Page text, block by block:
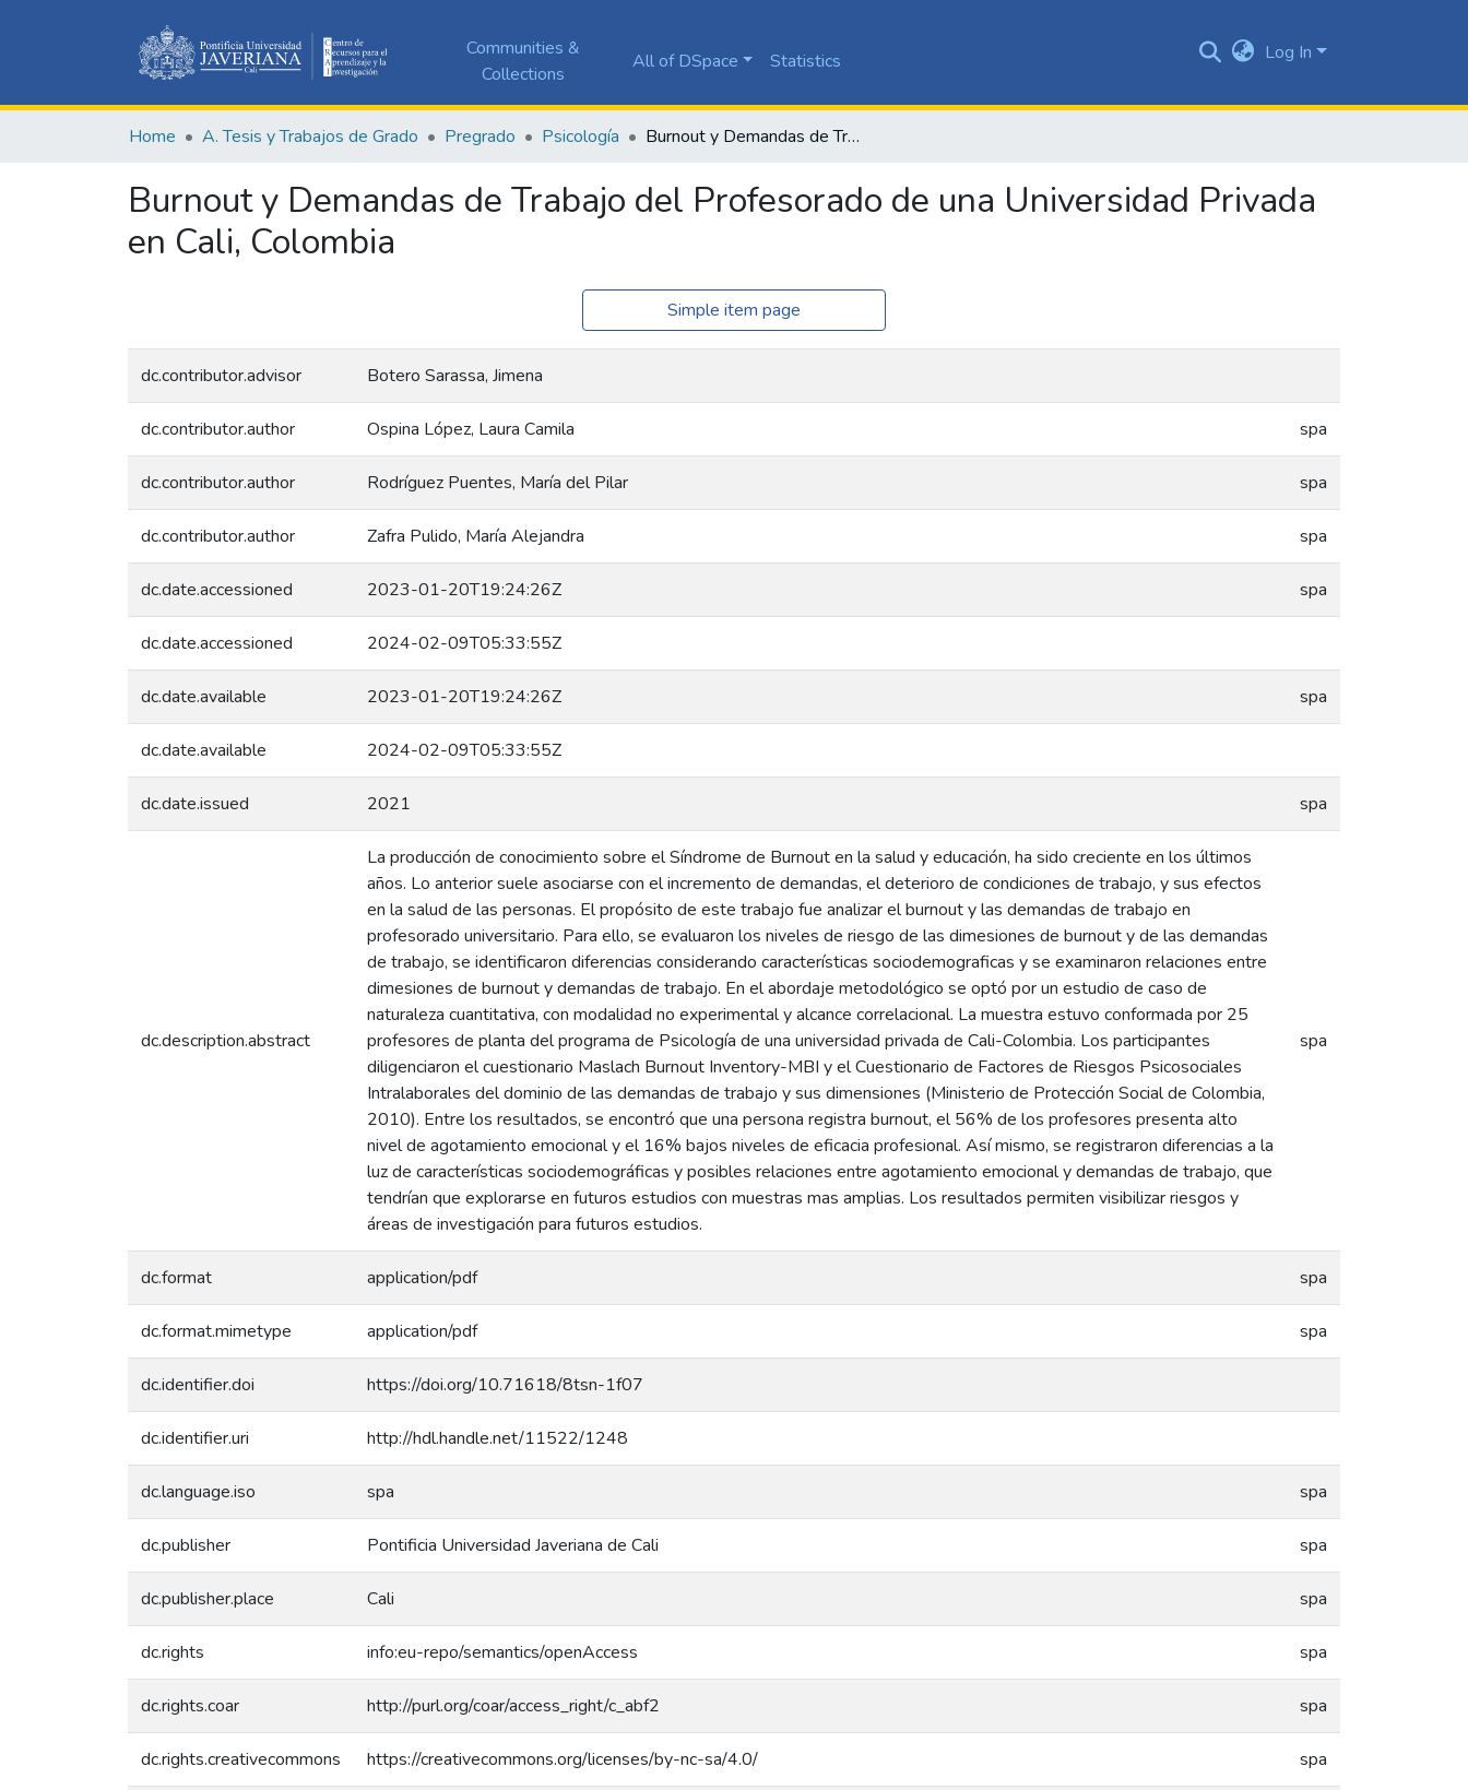
Communities &
Collections
All of DSpace Statistics Log In
Home A. Tesis y Trabajos de Grado Pregrado Psicología Burnout y Demandas de Trabajo del Profesorado de una Universidad Privada en Cali, Colombia
Burnout y Demandas de Trabajo del Profesorado de una Universidad Privada
en Cali, Colombia
Simple item page
dc.contributor.advisor Botero Sarassa, Jimena
dc.contributor.author Ospina López, Laura Camila spa
dc.contributor.author Rodríguez Puentes, María del Pilar spa
dc.contributor.author Zafra Pulido, María Alejandra spa
dc.date.accessioned 2023-01-20T19:24:26Z spa
dc.date.accessioned 2024-02-09T05:33:55Z
dc.date.available 2023-01-20T19:24:26Z spa
dc.date.available 2024-02-09T05:33:55Z
dc.date.issued 2021 spa
dc.description.abstract
La producción de conocimiento sobre el Síndrome de Burnout en la salud y educación, ha sido creciente en los últimos
años. Lo anterior suele asociarse con el incremento de demandas, el deterioro de condiciones de trabajo, y sus efectos
en la salud de las personas. El propósito de este trabajo fue analizar el burnout y las demandas de trabajo en
profesorado universitario. Para ello, se evaluaron los niveles de riesgo de las dimesiones de burnout y de las demandas
de trabajo, se identificaron diferencias considerando características sociodemograficas y se examinaron relaciones entre
dimesiones de burnout y demandas de trabajo. En el abordaje metodológico se optó por un estudio de caso de
naturaleza cuantitativa, con modalidad no experimental y alcance correlacional. La muestra estuvo conformada por 25
profesores de planta del programa de Psicología de una universidad privada de Cali-Colombia. Los participantes
diligenciaron el cuestionario Maslach Burnout Inventory-MBI y el Cuestionario de Factores de Riesgos Psicosociales
Intralaborales del dominio de las demandas de trabajo y sus dimensiones (Ministerio de Protección Social de Colombia,
2010). Entre los resultados, se encontró que una persona registra burnout, el 56% de los profesores presenta alto
nivel de agotamiento emocional y el 16% bajos niveles de eficacia profesional. Así mismo, se registraron diferencias a la
luz de características sociodemográficas y posibles relaciones entre agotamiento emocional y demandas de trabajo, que
tendrían que explorarse en futuros estudios con muestras mas amplias. Los resultados permiten visibilizar riesgos y
áreas de investigación para futuros estudios.
spa
dc.format application/pdf spa
dc.format.mimetype application/pdf spa
dc.identifier.doi https://doi.org/10.71618/8tsn-1f07
dc.identifier.uri http://hdl.handle.net/11522/1248
dc.language.iso spa spa
dc.publisher Pontificia Universidad Javeriana de Cali spa
dc.publisher.place Cali spa
dc.rights info:eu-repo/semantics/openAccess spa
dc.rights.coar http://purl.org/coar/access_right/c_abf2 spa
dc.rights.creativecommons https://creativecommons.org/licenses/by-nc-sa/4.0/ spa